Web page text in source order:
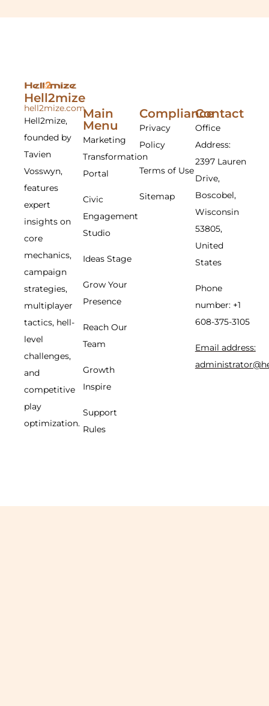
Hell2mize
hell2mize.com
Hell2mize,
founded by
Tavien
Vosswyn,
features
expert
insights on
core
mechanics,
campaign
strategies,
multiplayer
tactics, hell-
level
challenges,
and
competitive
play
optimization.
Main
Menu
Marketing
Transformation
Portal
Civic
Engagement
Studio
Ideas Stage
Grow Your
Presence
Reach Our
Team
Growth
Inspire
Support
Rules
Compliance
Privacy
Policy
Terms of Use
Sitemap
Contact
Office
Address:
2397 Lauren
Drive,
Boscobel,
Wisconsin
53805,
United
States
Phone
number: +1
608-375-3105
Email address: